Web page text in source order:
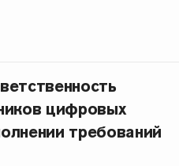
цифровых
требований